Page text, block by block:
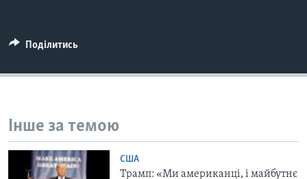
Мови
Поділитись
Інше за темою
США
Трамп: «Ми американці, і майбутнє